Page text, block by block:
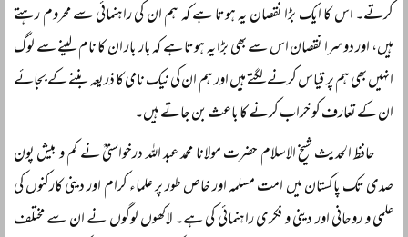
کرتے۔ اس کا ایک بڑا نقصان یہ ہوتا ہے کہ ہم ان کی راہنمائی سے محروم رہتے
ہیں، اور دوسرا نقصان اس سے بھی بڑا یہ ہوتا ہے کہ بار بار ان کا نام لینے سے لوگ
انہیں بھی ہم پر قیاس کرنے لگتے ہیں اور ہم ان کی نیک نامی کا ذریعہ بننے کے بجائے
ان کے تعارف کو خراب کرنے کا باعث بن جاتے ہیں۔
حافظ الحدیث شیخ الاسلام حضرت مولانا محمد عبد اللہ درخواستیؒ نے کم و بیش پون
صدی تک پاکستان میں امت مسلمہ اور خاص طور پر علماء کرام اور دینی کارکنوں کی
علمی و روحانی اور دینی و فکری راہنمائی کی ہے۔ لاکھوں لوگوں نے ان سے مختلف